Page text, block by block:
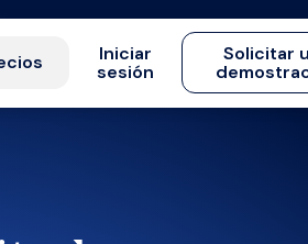
Iniciar
sesión
Solicitar